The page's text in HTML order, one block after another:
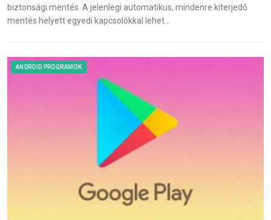
biztonsági mentés. A jelenlegi automatikus, mindenre kiterjedő
mentés helyett egyedi kapcsolókkal lehet…
ANDROID PROGRAMOK